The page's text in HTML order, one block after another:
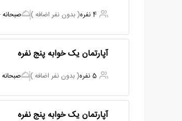
4 نفره ( بدون نفر اضافه ) صبحانه
آپارتمان یک خوابه پنج نفره
5 نفره ( بدون نفر اضافه ) صبحانه
آپارتمان یک خوابه پنج نفره